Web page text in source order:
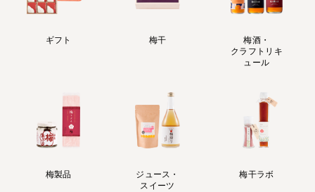
ギフト 梅干
梅酒・
クラフトリキ
ュール
梅製品
ジュース・
スイーツ
梅干ラボ